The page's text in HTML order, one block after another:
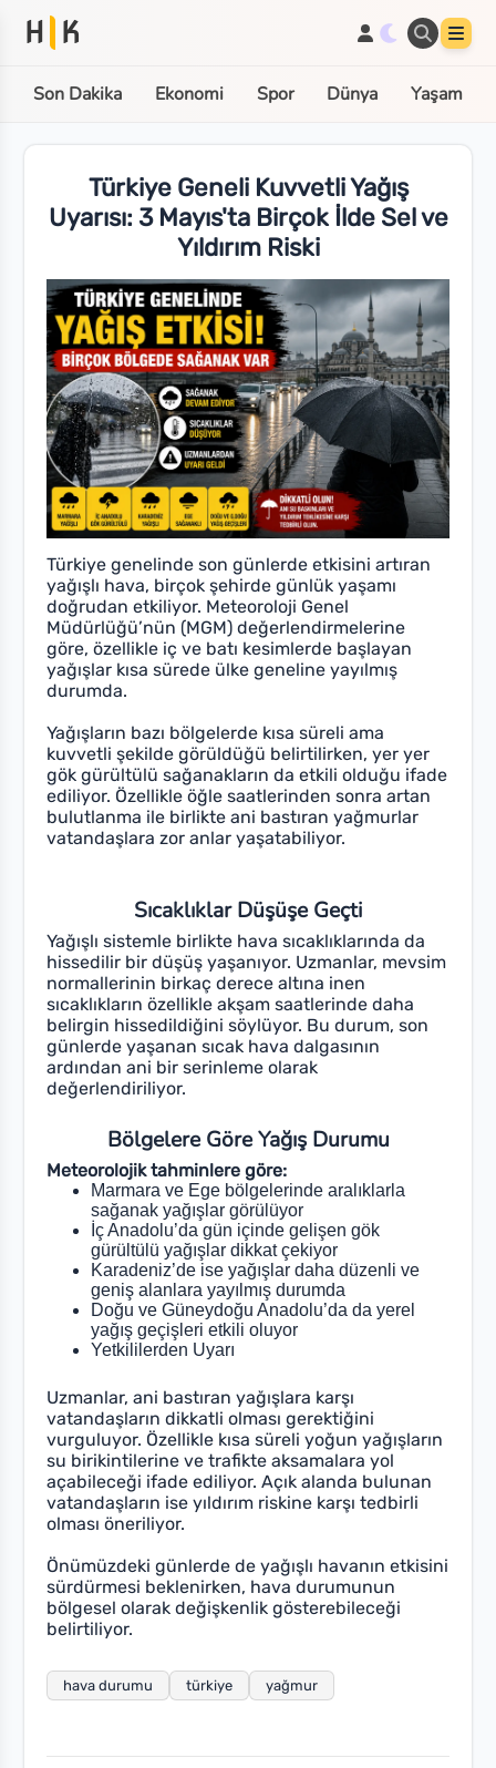
H K
Son Dakika Ekonomi Spor Dünya Yaşam
Türkiye Geneli Kuvvetli Yağış
Uyarısı: 3 Mayıs'ta Birçok İlde Sel ve
Yıldırım Riski
Türkiye genelinde son günlerde etkisini artıran
yağışlı hava, birçok şehirde günlük yaşamı
doğrudan etkiliyor. Meteoroloji Genel
Müdürlüğü’nün (MGM) değerlendirmelerine
göre, özellikle iç ve batı kesimlerde başlayan
yağışlar kısa sürede ülke geneline yayılmış
durumda.
Yağışların bazı bölgelerde kısa süreli ama
kuvvetli şekilde görüldüğü belirtilirken, yer yer
gök gürültülü sağanakların da etkili olduğu ifade
ediliyor. Özellikle öğle saatlerinden sonra artan
bulutlanma ile birlikte ani bastıran yağmurlar
vatandaşlara zor anlar yaşatabiliyor.
Sıcaklıklar Düşüşe Geçti
Yağışlı sistemle birlikte hava sıcaklıklarında da
hissedilir bir düşüş yaşanıyor. Uzmanlar, mevsim
normallerinin birkaç derece altına inen
sıcaklıkların özellikle akşam saatlerinde daha
belirgin hissedildiğini söylüyor. Bu durum, son
günlerde yaşanan sıcak hava dalgasının
ardından ani bir serinleme olarak
değerlendiriliyor.
Bölgelere Göre Yağış Durumu
Meteorolojik tahminlere göre:
Marmara ve Ege bölgelerinde aralıklarla
sağanak yağışlar görülüyor
İç Anadolu’da gün içinde gelişen gök
gürültülü yağışlar dikkat çekiyor
Karadeniz’de ise yağışlar daha düzenli ve
geniş alanlara yayılmış durumda
Doğu ve Güneydoğu Anadolu’da da yerel
yağış geçişleri etkili oluyor
Yetkililerden Uyarı
Uzmanlar, ani bastıran yağışlara karşı
vatandaşların dikkatli olması gerektiğini
vurguluyor. Özellikle kısa süreli yoğun yağışların
su birikintilerine ve trafikte aksamalara yol
açabileceği ifade ediliyor. Açık alanda bulunan
vatandaşların ise yıldırım riskine karşı tedbirli
olması öneriliyor.
Önümüzdeki günlerde de yağışlı havanın etkisini
sürdürmesi beklenirken, hava durumunun
bölgesel olarak değişkenlik gösterebileceği
belirtiliyor.
hava durumu türkiye yağmur